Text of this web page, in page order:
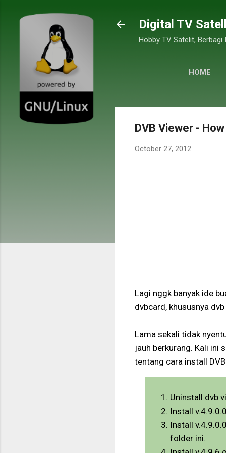
Digital TV
Hobby TV Satelit,
HOME
DVB Viewer -
October 27, 2012
Lagi nggk banyak ide
dvbcard, khususnya
Lama sekali tidak
jauh berkurang. Kali ini
tentang cara install
Uninstall dvb
Install
Install
folder ini.